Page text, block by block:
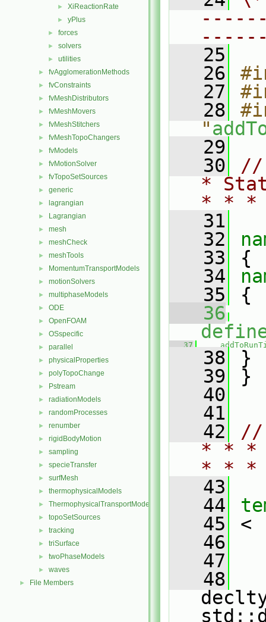
► XiReactionRate
► yPlus
► forces
► solvers
► utilities
► fvAgglomerationMethods
► fvConstraints
► fvMeshDistributors
► fvMeshMovers
► fvMeshStitchers
► fvMeshTopoChangers
► fvModels
► fvMotionSolver
► fvTopoSetSources
► generic
► lagrangian
► Lagrangian
► mesh
► meshCheck
► meshTools
► MomentumTransportModels
► motionSolvers
► multiphaseModels
► ODE
► OpenFOAM
► OSspecific
► parallel
► physicalProperties
► polyTopoChange
► Pstream
► radiationModels
► randomProcesses
► renumber
► rigidBodyMotion
► sampling
► specieTransfer
► surfMesh
► thermophysicalModels
► ThermophysicalTransportModels
► topoSetSources
► tracking
► triSurface
► twoPhaseModels
► waves
► File Members
   25
   26
   27
   28
"
   29
   30
//
*
* *
   31
   32
   33
{
   34
   35
{
   36
   37
   38
}
   39
}
   40
   41
   42
//
* * *
* *
   43
   44
   45
<
   46
   47
   48